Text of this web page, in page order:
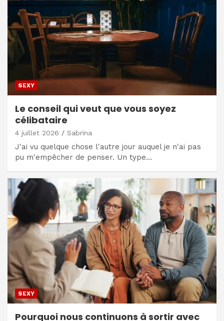
SEXY
Le conseil qui veut que vous soyez
célibataire
4 juillet 2026 Sabrina
J'ai vu quelque chose l'autre jour auquel je n'ai pas
pu m'empêcher de penser. Un type…
SEXY
Pourquoi nous continuons à sortir avec